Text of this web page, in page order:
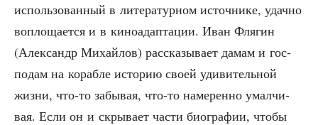
исполь­зо­ван­ный в лите­ра­тур­ном источ­ни­ке, удач­но
вопло­ща­ет­ся и в кино­адап­та­ции. Иван Фля­гин
(Алек­сандр Михай­лов) рас­ска­зы­ва­ет дамам и гос­
по­дам на кораб­ле исто­рию сво­ей уди­ви­тель­ной
жиз­ни, что-то забы­вая, что-то наме­рен­но умал­чи­
вая. Если он и скры­ва­ет части био­гра­фии, что­бы